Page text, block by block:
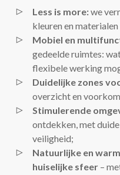
Less is more:we
kleuren en materialen
Mobiel en
gedeelde ruimtes:
flexibele werking
Duidelijke zones
overzicht en
Stimulerende
ontdekken, met
veiligheid;
Natuurlijke en
huiselijke sfeer –